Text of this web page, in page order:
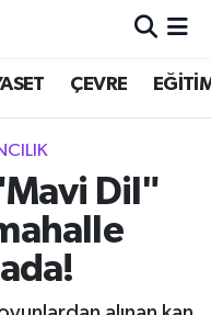
ÇEVRE
Dil"
Fikstür